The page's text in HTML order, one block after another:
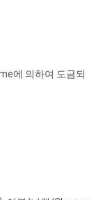
에 의하여 도금되